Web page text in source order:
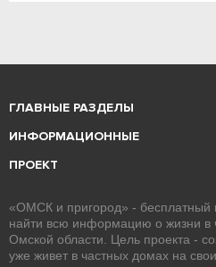
ГЛАВНЫЕ РАЗДЕЛЫ
ИНФОРМАЦИОННЫЕ
ПРОЕКТ
«ОМСК и пригород» - бесплатный
найти всю информацию о жизни в
Омской области. Цель проекта -
уже живет в частных домах на